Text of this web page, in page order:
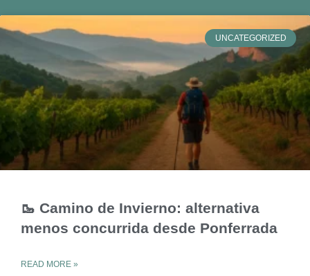
UNCATEGORIZED
🥾 Camino de Invierno: alternativa
menos concurrida desde Ponferrada
READ MORE »